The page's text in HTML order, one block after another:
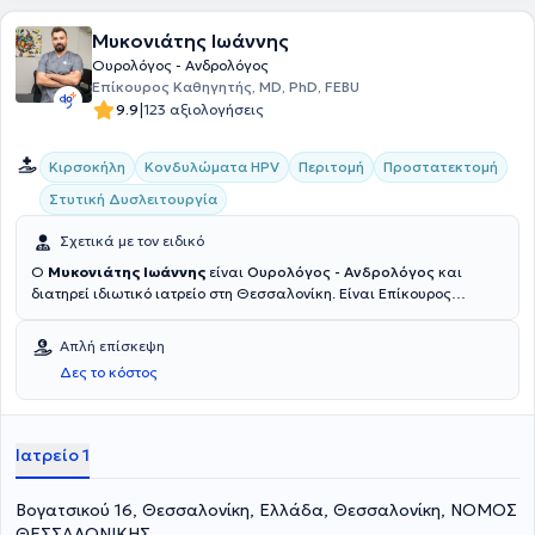
Μυκονιάτης Ιωάννης
Ουρολόγος - Ανδρολόγος
Επίκουρος Καθηγητής, MD, PhD, FEBU
9.9|123 αξιολογήσεις
Κιρσοκήλη Κονδυλώματα HPV Περιτομή
Προστατεκτομή
Στυτική Δυσλειτουργία
Σχετικά με τον ειδικό
Ο Μυκονιάτης Ιωάννης είναι Ουρολόγος - Ανδρολόγος και
διατηρεί ιδιωτικό ιατρείο στη Θεσσαλονίκη. Eίναι Επίκουρος
Πανεπιστημίου Θεσσαλονίκης, ενώ προηγουμένως διετέλεσε
Επίκουρος Καθηγητής (Reader) Ανατομίας και Χειρουργικής
Ανατομίας στο αγγλόφωνο προπτυχιακό πρόγραμμα σπουδών,
καθώς και Ακαδημαϊκός Υπότροφος Ουρολογίας - Ανδρολογίας
ευρωπαϊκά πιστοποιημένα εκπαιδευτικά προγράμματα
Διαδερμικής Νεφρολιθοθρυψίας (PCNL) και Ελάχιστα Επεμβατικής
της νεφρολιθίασης. To 2019- 2020 πραγματοποίησε Fellowship στην
Xειρουργική Aνδρολογία στο Βέλγιο (Πανεπιστημιακή Ουρολογική
Απλή επίσκεψη
Δες το κόστος
Ιατρείο 1
Βογατσικού 16, Θεσσαλονίκη, Ελλάδα, Θεσσαλονίκη, ΝΟΜΟΣ